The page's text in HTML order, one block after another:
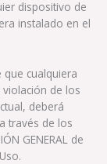
dispositivo de
instalado en el
que cualquiera
de los
deberá
través de los
GENERAL de